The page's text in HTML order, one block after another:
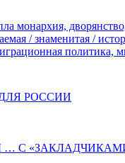
монархия,
/ знаменитая /
политика,
ДЛЯ РОССИИ
С